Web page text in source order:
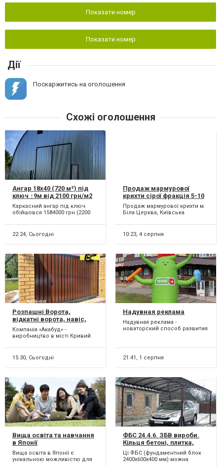
Показати номер
Показати номер
Дії
Поскаржитись на оголошення
Схожі оголошення
Ангар 18х40 (720 м²) під
ключ ↑9м від 2100 грн/м2
Каркасний ангар під ключ
обійшовся 1584000 грн.(2200
будівництво в три етапи...
22:24, Сьогодні
Продаж мармурової
крихти сірої фракція 5-10
мм у м. Біла Церква
Київська область
Продаж мармурової крихти м.
Біла Церква, Київська
сіра фракція 5-10 мм. Ці...
10:23, 4 серпня
Розпашні Ворота,
відкатні ворота, навіс,
хвіртка, МАФ
Компанія «Акабуд» -
виробництво в місті Кривий
відкатних воріт, хвірток...
15:30, Сьогодні
Надувная реклама
Надувная реклама -
новаторский способ развития
вид...
21:41, 1 серпня
Вища освіта та навчання
в Японії
Вища освіта в Японії є
унікальною можливістю для
ФБС 24.4.6. ЗБВ вироби.
Кільця бетоні, плитка,
забори
Ці ФБС (фундаментний блок
2400х600х400 мм) можна